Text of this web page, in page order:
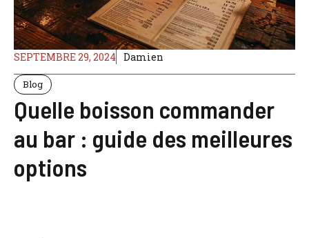
SEPTEMBRE 29, 2024 Damien
Blog
Quelle boisson commander
au bar : guide des meilleures
options